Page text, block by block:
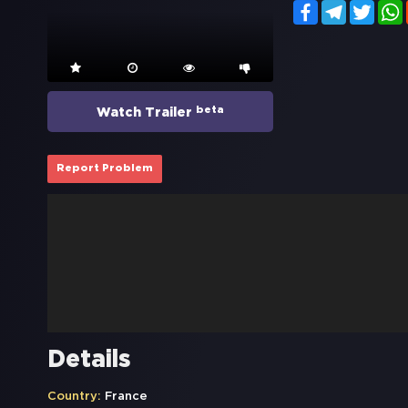
Watch Trailer beta
FacebookTelegram
Report Problem
Details
Country: France